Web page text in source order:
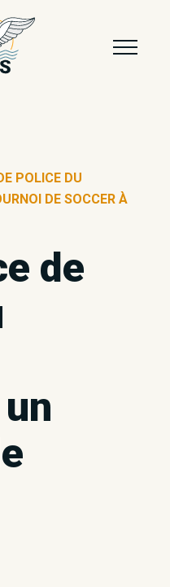
POLICE DU
DE SOCCER À
de